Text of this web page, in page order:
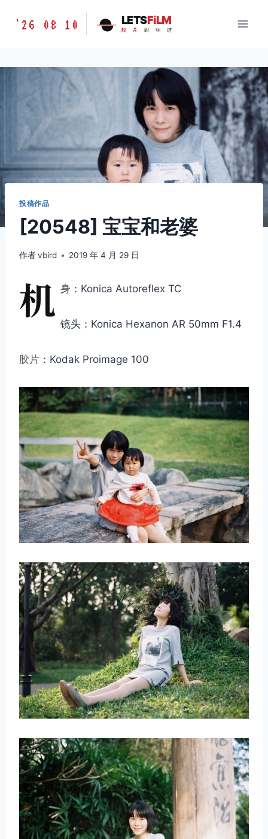
胶
味
LETSFILM
'26 08 10 LETSFiLM
胶 片 的 味 道
投稿作品
[20548] 宝宝和老婆
作者vbird 2019 年 4 月 29 日
机 身：Konica Autoreflex TC
镜头：Konica Hexanon AR 50mm F1.4
胶片 ：Kodak Proimage 100